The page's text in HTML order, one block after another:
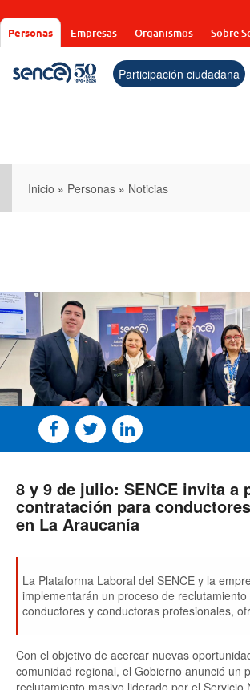
al
contenido
Personas Empresas Organismos Sobre
Participación ciudadana
Inicio » Personas » Noticias
8 y 9 de julio: SENCE invita a
contratación para
en La Araucanía
La Plataforma Laboral del SENCE y la
implementarán un proceso de
conductores y conductoras profesionales,
incorporación.
Con el objetivo de acercar nuevas
comunidad regional, el Gobierno anunció un
reclutamiento masivo liderado por el Servicio